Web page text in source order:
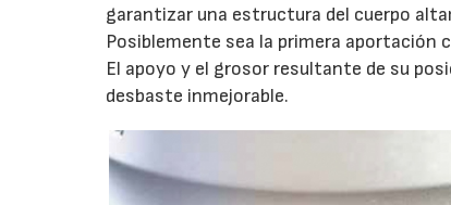
garantizar una estructura del cuerpo
Posiblemente sea la primera aportación
El apoyo y el grosor resultante de su
desbaste inmejorable.